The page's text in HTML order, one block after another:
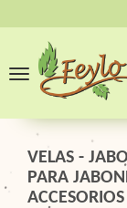
Toggle navigation
VELAS -
PARA
ACCESORIOS